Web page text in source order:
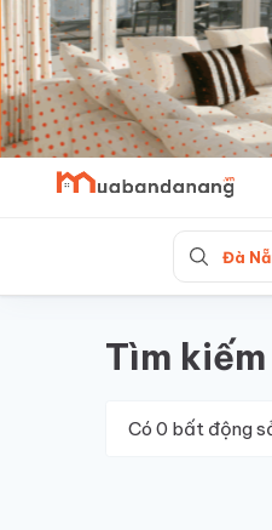
Skip
to
content
Đà
Tìm
Có 0 bất động